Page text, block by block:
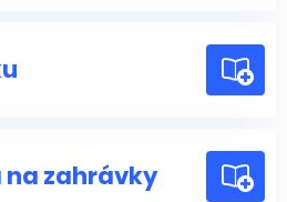
zahrávky